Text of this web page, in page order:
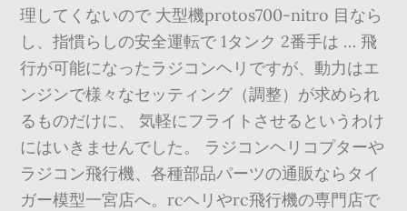
理してくないので 大型機protos700-nitro 目なら
し、指慣らしの安全運転で 1タンク 2番手は … 飛
行が可能になったラジコンヘリですが、動力はエ
ンジンで様々なセッティング（調整）が求められ
るものだけに、 気軽にフライトさせるというわけ
にはいきませんでした。 ラジコンヘリコプターや
ラジコン飛行機、各種部品パーツの通販ならタイ
ガー模型一宮店へ。rcヘリやrc飛行機の専門店で